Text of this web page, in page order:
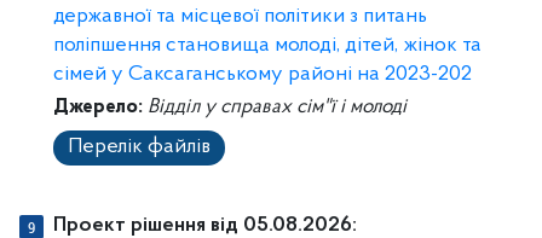
державної та місцевої політики з питань
поліпшення становища молоді, дітей, жінок та
сімей у Саксаганському районі на 2023-202
Джерело: Відділ у справах сім"ї і молоді
Перелік файлів
Проект рішення від 05.08.2026: